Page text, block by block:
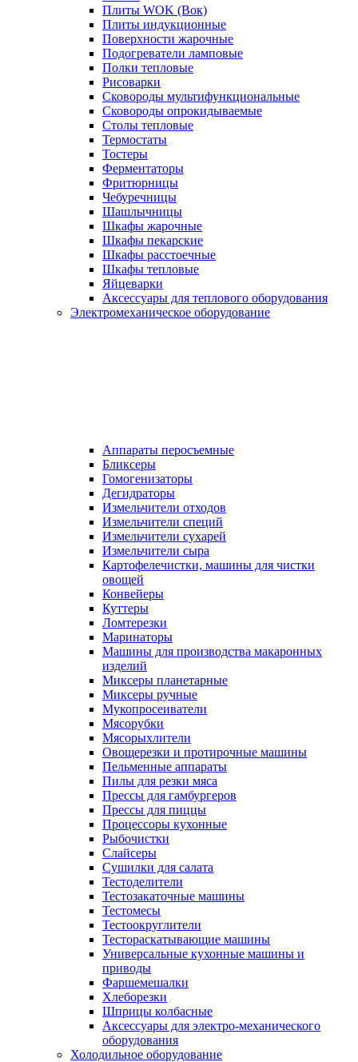
Плиты WOK (Вок)
Плиты индукционные
Поверхности жарочные
Подогреватели ламповые
Полки тепловые
Рисоварки
Сковороды мультифункциональные
Сковороды опрокидываемые
Столы тепловые
Термостаты
Тостеры
Ферментаторы
Фритюрницы
Чебуречницы
Шашлычницы
Шкафы жарочные
Шкафы пекарские
Шкафы расстоечные
Шкафы тепловые
Яйцеварки
Аксессуары для теплового оборудования
Электромеханическое оборудование
Аппараты перосъемные
Бликсеры
Гомогенизаторы
Дегидраторы
Измельчители отходов
Измельчители специй
Измельчители сухарей
Измельчители сыра
Картофелечистки, машины для чистки
овощей
Конвейеры
Куттеры
Ломтерезки
Маринаторы
Машины для производства макаронных
изделий
Миксеры планетарные
Миксеры ручные
Мукопросеиватели
Мясорубки
Мясорыхлители
Овощерезки и протирочные машины
Пельменные аппараты
Пилы для резки мяса
Прессы для гамбургеров
Прессы для пиццы
Процессоры кухонные
Рыбочистки
Слайсеры
Сушилки для салата
Тестоделители
Тестозакаточные машины
Тестомесы
Тестоокруглители
Тестораскатывающие машины
Универсальные кухонные машины и
приводы
Фаршемешалки
Хлеборезки
Шприцы колбасные
Аксессуары для электро-механического
оборудования
Холодильное оборудование